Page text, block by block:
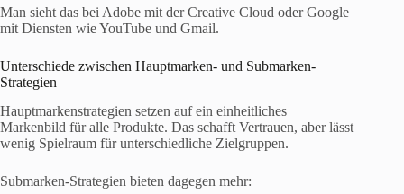
Man sieht das bei Adobe mit der Creative Cloud oder Google
mit Diensten wie YouTube und Gmail.
Unterschiede zwischen Hauptmarken- und Submarken-
Strategien
Hauptmarkenstrategien setzen auf ein einheitliches
Markenbild für alle Produkte. Das schafft Vertrauen, aber lässt
wenig Spielraum für unterschiedliche Zielgruppen.
Submarken-Strategien bieten dagegen mehr: